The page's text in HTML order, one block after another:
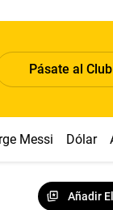
Pásate al
Messi Dólar
Añadir